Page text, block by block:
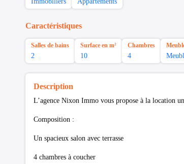
Caractéristiques
Salles de bains
2
Surface en m²
10
Chambres
4
Description
L’agence Nixon Immo vous propose à la location
Composition :
Un spacieux salon avec terrasse
4 chambres à coucher